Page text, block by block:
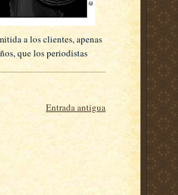
a los clientes, apenas
que los periodistas
Entrada antigua